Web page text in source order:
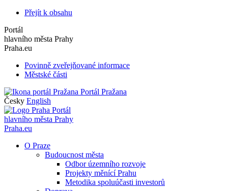
Přejít k obsahu
Portál
hlavního města Prahy
Praha.eu
Povinně zveřejňované informace
Městské části
Portál Pražana
Česky English
Portál
hlavního města Prahy
Praha.eu
O Praze
Budoucnost města
Odbor územního rozvoje
Projekty měnící Prahu
Metodika spoluúčasti investorů